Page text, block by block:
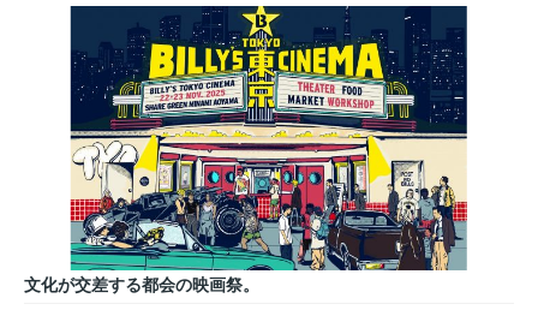
文化が交差する都会の映画祭。